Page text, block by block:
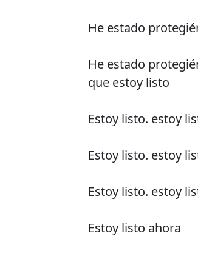
He estado
He estado
que estoy listo
Estoy listo. estoy
Estoy listo. estoy
Estoy listo. estoy
Estoy listo ahora